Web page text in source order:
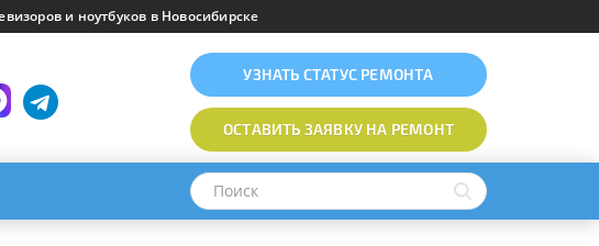
и ноутбуков в Новосибирске
УЗНАТЬ СТАТУС РЕМОНТА
ОСТАВИТЬ ЗАЯВКУНА РЕМОНТ